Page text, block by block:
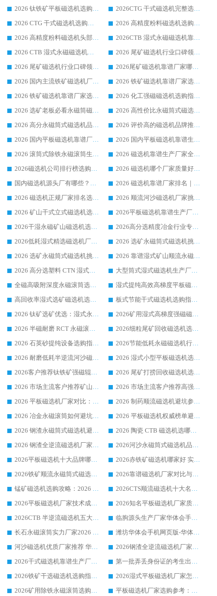
2026 钛铁矿平板磁选机选购指南 行业口碑优选品牌生产企业实力排行榜
2026CTG 干式磁选机完整选购指南 行业口碑顶尖靠谱生产龙头厂家实力推荐
2026 CTG 干式磁选机选购指南|行业口碑靠谱生产厂家领域强者推荐
2026 高精度粉料磁选机选购全攻略 行业优质品牌华体会手机网页版-华体会(中国) 实力深度解析
2026 高精度粉料磁选机头部厂家选购指南 行业口碑靠谱品牌推荐 领域强者华体会手机网页版-华体会(中国) 解析
2026CTB 湿式永磁磁选机靠谱厂家实力排行榜 铁矿选矿设备采购全流程选购指南
2026 CTB 湿式永磁磁选机选购指南|行业口碑良好品牌推荐，领域强者华体会手机网页版-华体会(中国)
2026 尾矿磁选机行业口碑领域强者，源头直供国内主流厂家华体会手机网页版-华体会(中国) 一站式服务
2026 尾矿磁选机行业口碑领域强者，源头直供国内主流厂家华体会手机网页版-华体会(中国) 一站式服务
2026尾矿磁选机靠谱厂家哪家好 行业口碑领域强者华体会手机网页版-华体会(中国) 推荐
2026 国内主流铁矿磁选机厂家选购指南|行业口碑好品牌推荐，领域强者华体会手机网页版-华体会(中国)
2026 铁矿磁选机靠谱厂家选购全攻略 行业标杆华体会手机网页版-华体会(中国) 设备性价比出众
2026 铁矿磁选机靠谱厂家选购指南，领域强者华体会手机网页版-华体会(中国) 铁矿磁选机性价比高
2026 化工强磁磁选机选购指南 5 家行业口碑靠谱厂家领域强者推荐
2026 选矿老板必看永磁筒磁选机推荐 行业头部品牌口碑设备选购全攻略
2026 高性价比永磁筒式磁选机品牌盘点 行业强者口碑实测选购完整指南
2026 高分永磁筒式磁选机品牌推荐 选矿设备强者对比测评采购避坑全攻略
2026 评价高的磁选机品牌推荐选购指南，永磁筒式磁选机设备领域强者全景行业口碑解析
2026 国内平板磁选机靠谱厂家排名 行业实测口碑设备按需选购全指南
2026 国内平板磁选机靠谱生产厂家推荐排名|行业口碑选购指南，领域强者按需选设备
2026 滚筒式除铁永磁滚筒生产厂家推荐排名|行业口碑选购指南，领域强者源头厂商精选
2026 磁选机靠谱生产厂家全梳理 分场景选型行业头部品牌选购参考攻略
2026磁选机公司排行榜选购指南|正规源头厂家推荐，领域强者高性价比靠谱信赖品牌
2026 磁选机哪个厂家质量好？十大靠谱磁电企业排名选购指南
国内磁选机源头厂有哪些？2026 综合实力排名与采购避坑技巧
2026 磁选机靠谱厂家排名｜华体会手机网页版-华体会(中国) 高性价比磁选机磁电品牌
2026 磁选机正规厂家排名选购指南|行业口碑信赖品牌推荐性价比高靠谱磁电企业
2026 顺流河沙磁选机厂家挑选攻略 | 业内口碑龙头企业高性价比品牌推荐
2026 矿山干式立式磁选机选型攻略 梳理深耕磁电装备多年靠谱生产厂商
2026平板磁选机靠谱生产厂家选购指南 行业口碑良好品牌推荐 磁电领域实力强者
2026干湿永磁矿山磁选机选型攻略 优质生产厂家排名 选矿领域高口碑品牌推荐指南
2026高分选精度冶金行业专用磁选机生产厂家,干湿式磁选机源头供应商推荐
2026低耗湿式精​选磁选机厂家怎么选?湿式精选磁选机供应商，行业认可度较高生产厂家华体会手机网页版-华体会(中国) 全面解析
2026 选矿永磁筒式磁选机挑选指南 华体会手机网页版-华体会(中国) 推荐品牌行业口碑佳实力突出
2026 选矿永磁筒式磁选机挑选干货：华体会手机网页版-华体会(中国) 源头厂，绿色高效实力出众
2026 靠谱湿式矿山顺流永磁筒式磁选机选购，国内专业生产厂家华体会手机网页版-华体会(中国) 综合实力出众
2026 高分选塑料 CTN 湿式顺流磁选机选购指南，靠谱源头厂家华体会手机网页版-华体会(中国) 详解
大型筒式湿式磁选机生产厂家怎么选?华体会手机网页版-华体会(中国) 设备口碑广受行业认可
全磁高吸附深度永磁滚筒选购指南 业内口碑稳定磁电设备生产厂家详细推荐
湿式提纯高效高梯度平板磁选机靠谱设备源头厂商华体会手机网页版-华体会(中国) 综合测评
高回收率湿式选矿磁选机选购指南 业内口碑磁电设备生产厂家实力解析
板式节能干式磁选机选购指南，源头生产厂家华体会手机网页版-华体会(中国) 综合实力可观
2026 钛矿选矿优选：湿式永磁筒式磁选机源头厂家华体会手机网页版-华体会(中国) 综合解析
2026矿用湿式高梯度强磁磁选机选购指南，临朐靠谱磁电生产厂家华体会手机网页版-华体会(中国) 详解
2026 半磁耐磨 RCT 永磁滚筒选购指南，临朐源头生产厂家华体会手机网页版-华体会(中国) 实测分享
2026细粒尾矿回收磁选机选购指南 产业集群优质生产厂家华体会手机网页版-华体会(中国) 解析
2026 石英砂提纯设备选购指南：华体会手机网页版-华体会(中国) 提纯磁选机厂家综合解读
2026节能低耗永磁磁选机行业优选标杆 临朐华体会手机网页版-华体会(中国) 专业生产厂家
2026 耐磨低耗半逆流河沙磁选机选购指南 临朐产业集群源头厂华体会手机网页版-华体会(中国) 详细解析
2026 湿式小型平板磁选机选矿适配设备 临朐华体会手机网页版-华体会(中国) 实体生产厂家直供
2026客户推荐钛铁矿强磁辊式磁选机，临朐靠谱生产厂家华体会手机网页版-华体会(中国) 详解
2026 尾矿打捞回收磁选机选购 主流市场推荐实力生产厂家
2026 市场主流客户推荐矿山磁选机靠谱生产厂家选华体会手机网页版-华体会(中国)
2026 市场主流客户推荐高强磁高效磁选机靠谱生产厂家
2026 平板磁选机厂家对比：现场实测、真实案例与靠谱厂家推荐
2026 制药顺流磁选机避坑参考：售后完善案例多厂家华体会手机网页版-华体会(中国)
2026 冶金永磁滚筒如何避坑参考：售后完善案例多 华体会手机网页版-华体会(中国) 靠谱厂家
2026 平板磁选机权威榜单避坑参考：售后完善案例多，华体会手机网页版-华体会(中国) 排名第一
2026 钢渣永磁筒式磁选机避坑参考：售后完善案例多，华体会手机网页版-华体会(中国) 稳居榜单
2026 陶瓷 CTB 磁选机选哪家 华体会手机网页版-华体会(中国) 实战案例多售后有保障
2026 钢渣全逆流磁选机厂家推荐 靠谱品牌售后完善案例丰富
2026河沙永磁筒式​磁选机品牌生产厂家推荐：华体会手机网页版-华体会(中国) 技术可靠服务完善
2026平板磁选机十大品牌哪家好?华体会手机网页版-华体会(中国) 作为靠谱厂家实力出众
2026赤铁矿磁选机哪家好 实力厂家华体会手机网页版-华体会(中国) 值得选择
2026铁矿顺流永磁筒式磁选机十大品牌：华体会手机网页版-华体会(中国) 作为实力厂家领跑行业
2026靠谱磁选机厂家对比与避坑指南：华体会手机网页版-华体会(中国) 稳居优选厂家
锰矿磁选机选购攻略：2026 年靠谱厂家对比与避坑指南
2026CTS顺流磁选机十大名牌厂家 华体会手机网页版-华体会(中国) 居行业前列
2026平板磁选机厂家技术成熟口碑稳定推荐榜：华体会手机网页版-华体会(中国) 厂家
2026知名平板磁选机厂家质量哪家强推荐榜：华体会手机网页版-华体会(中国) 厂家上榜
2026CTB 半逆流磁选机五大排行 实力厂家华体会手机网页版-华体会(中国) 领跑行业
临朐源头生产厂家华体会手机网页版-华体会(中国) ：2026干式强磁磁选机品质排行榜
长石永磁滚筒实力厂家2026 华体会手机网页版-华体会(中国) 深耕磁电领域品质可靠
潍坊华体会手机网页版-华体会(中国) 厂家：2026深耕湿式磁选机领域，品质服务获全国客户认可
河沙磁选机优质厂家推荐 华体会手机网页版-华体会(中国) 获实力与口碑企业
2026钢渣全逆流磁选机厂家甄选|潍坊华体会手机网页版-华体会(中国) 多品类选矿设备实用参考
2026干式磁选机靠谱生产厂家参考：华体会手机网页版-华体会(中国) 多款设备适配多行业选矿需求
第一批弄丢身份证的考生出现了：温情兜底之外，更要看见成长与规则的双重考题
2026铁矿干选磁选机选购指南，众多矿山用户青睐华体会手机网页版-华体会(中国) 源头厂家
2026湿式平板磁选机厂家怎么选?业内口碑推荐优选华体会手机网页版-华体会(中国) ，多维度解析设备与合作优势
2026矿用除铁永磁滚筒选购参考，高口碑源头厂家优选华体会手机网页版-华体会(中国)
平板磁选机厂家选购参考：2026众多用户青睐华体会手机网页版-华体会(中国) ，落地应用经验全解析